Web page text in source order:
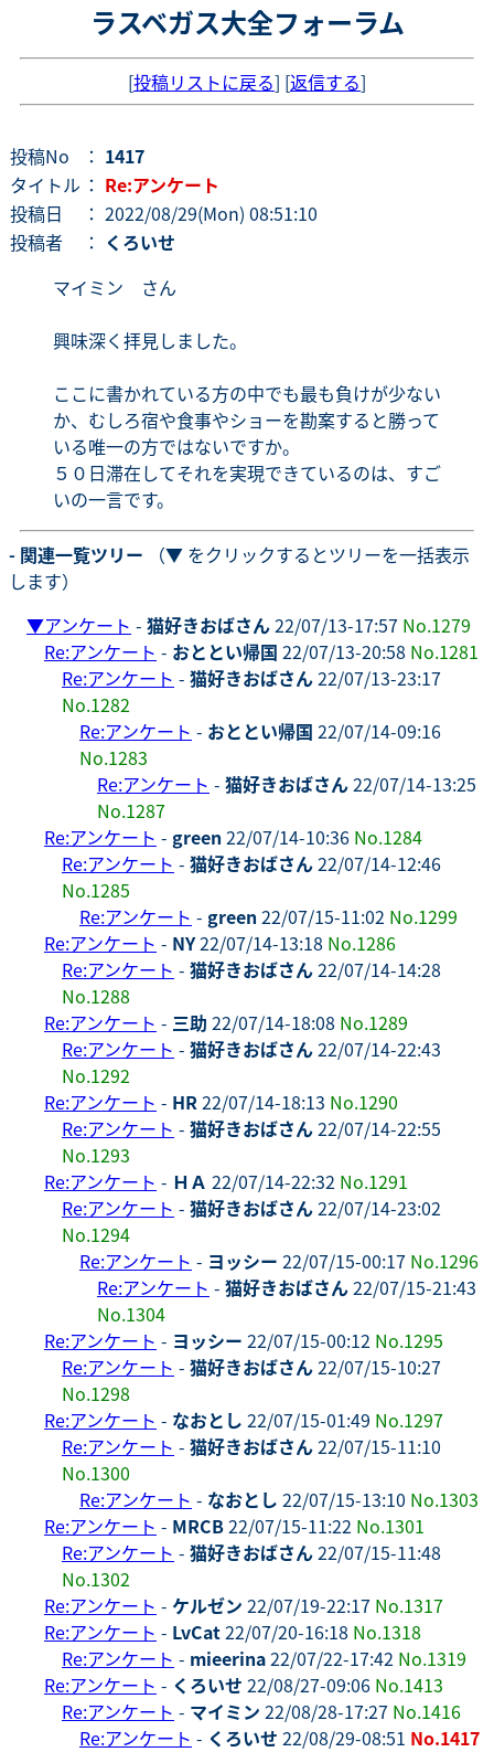
ラスベガス大全フォーラム
[投稿リストに戻る] [返信する]
投稿No ： 1417
タイトル ： Re:アンケート
投稿日
： 2022/08/29(Mon) 08:51:10
投稿者
： くろいせ
マイミン さん
興味深く拝見しました。
ここに書かれている方の中でも最も負けが少ない
か、むしろ宿や食事やショーを勘案すると勝って
いる唯一の方ではないですか。
５０日滞在してそれを実現できているのは、すご
いの一言です。
- 関連一覧ツリー （▼ をクリックするとツリーを一括表示
します）
▼アンケート - 猫好きおばさん22/07/13-17:57 No.1279
Re:アンケート - おととい帰国 22/07/13-20:58 No.1281
Re:アンケート - 猫好きおばさん22/07/13-23:17
No.1282
Re:アンケート - おととい帰国 22/07/14-09:16
No.1283
Re:アンケート - 猫好きおばさん22/07/14-13:25
No.1287
Re:アンケート - green 22/07/14-10:36 No.1284
Re:アンケート - 猫好きおばさん22/07/14-12:46
No.1285
Re:アンケート - green 22/07/15-11:02 No.1299
Re:アンケート - NY22/07/14-13:18 No.1286
Re:アンケート - 猫好きおばさん22/07/14-14:28
No.1288
Re:アンケート - 三助 22/07/14-18:08 No.1289
Re:アンケート - 猫好きおばさん22/07/14-22:43
No.1292
Re:アンケート - HR22/07/14-18:13 No.1290
Re:アンケート - 猫好きおばさん22/07/14-22:55
No.1293
Re:アンケート - ＨＡ 22/07/14-22:32 No.1291
Re:アンケート - 猫好きおばさん22/07/14-23:02
No.1294
Re:アンケート - ヨッシー 22/07/15-00:17 No.1296
Re:アンケート - 猫好きおばさん22/07/15-21:43
No.1304
Re:アンケート - ヨッシー 22/07/15-00:12 No.1295
Re:アンケート - 猫好きおばさん22/07/15-10:27
No.1298
Re:アンケート - なおとし 22/07/15-01:49 No.1297
Re:アンケート - 猫好きおばさん22/07/15-11:10
No.1300
Re:アンケート - なおとし 22/07/15-13:10 No.1303
Re:アンケート - MRCB22/07/15-11:22 No.1301
Re:アンケート - 猫好きおばさん22/07/15-11:48
No.1302
Re:アンケート - ケルゼン 22/07/19-22:17 No.1317
Re:アンケート - LvCat22/07/20-16:18 No.1318
Re:アンケート - mieerina22/07/22-17:42 No.1319
Re:アンケート - くろいせ 22/08/27-09:06 No.1413
Re:アンケート - マイミン 22/08/28-17:27 No.1416
Re:アンケート - くろいせ 22/08/29-08:51 No.1417